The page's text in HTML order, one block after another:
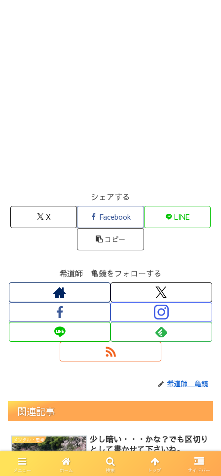
シェアする
X Facebook LINE
コピー
希道師 亀鏡をフォローする
希道師 亀鏡
関連記事
メンタル・思考
少し暗い・・・かな？でも区切り
として書かせて下さいね。
はい、おはようございます。さて
と・・・今日は実は汚嫁の不倫が発覚し
メニュー ホーム 検索 トップ サイドバー